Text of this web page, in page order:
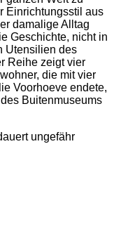
Einrichtungsstil aus
damalige Alltag
Geschichte, nicht in
Utensilien des
Reihe zeigt vier
die mit vier
Voorhoeve endete,
Buitenmuseums
ungefähr